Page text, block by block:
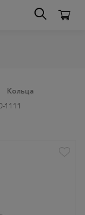
Кольца
1111